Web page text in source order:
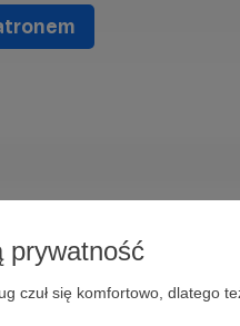
prywatność
czuł się komfortowo, dlatego